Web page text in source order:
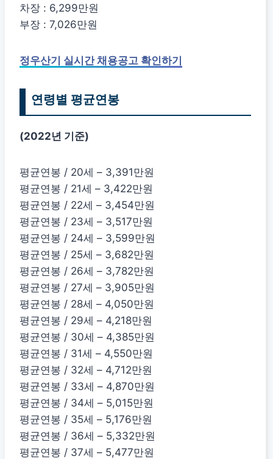
차장 : 6,299만원
부장 : 7,026만원
정우산기 실시간 채용공고 확인하기
연령별 평균연봉
(2022년 기준)
평균연봉 / 20세 – 3,391만원
평균연봉 / 21세 – 3,422만원
평균연봉 / 22세 – 3,454만원
평균연봉 / 23세 – 3,517만원
평균연봉 / 24세 – 3,599만원
평균연봉 / 25세 – 3,682만원
평균연봉 / 26세 – 3,782만원
평균연봉 / 27세 – 3,905만원
평균연봉 / 28세 – 4,050만원
평균연봉 / 29세 – 4,218만원
평균연봉 / 30세 – 4,385만원
평균연봉 / 31세 – 4,550만원
평균연봉 / 32세 – 4,712만원
평균연봉 / 33세 – 4,870만원
평균연봉 / 34세 – 5,015만원
평균연봉 / 35세 – 5,176만원
평균연봉 / 36세 – 5,332만원
평균연봉 / 37세 – 5,477만원